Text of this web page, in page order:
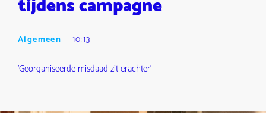
tijdens campagne
Algemeen — 10:13
'Georganiseerde misdaad zit erachter'